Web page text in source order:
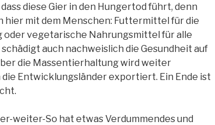
diese Gier in den Hungertod führt, denn
mit dem Menschen: Futtermittel für die
oder vegetarische Nahrungsmittel für alle
auch nachweislich die Gesundheit auf
die Massentierhaltung wird weiter
Entwicklungsländer exportiert. Ein Ende ist
weiter-So hat etwas Verdummendes und